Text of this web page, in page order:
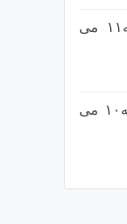
تقویم اقتصادی ( امروز ) پنجشنبه۱۱ می
تقویم اقتصادی ( امروز ) چهارشنبه۱۰ می